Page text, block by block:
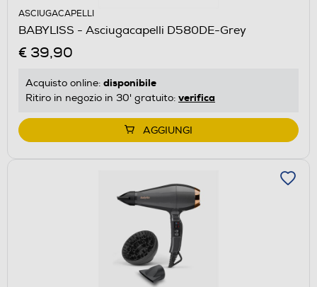
ASCIUGACAPELLI
BABYLISS - Asciugacapelli D580DE-Grey
€ 39,90
Acquisto online: disponibile
Ritiro in negozio in 30' gratuito: verifica
AGGIUNGI